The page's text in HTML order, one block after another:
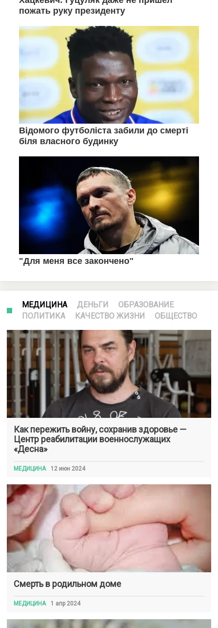
МЕДИЦИНА ДЕНЬГИ
ОБРАЗОВАНИЕ
ПОЛИТИКА
КАЧЕСТВО ЖИЗНИ ОБЩЕСТВО
Как пережить войну, сохранив здоровье —
Центр реабилитации военнослужащих
«Десна»
МЕДИЦИНА 12 июн 2024
Смерть в родильном доме
МЕДИЦИНА 1 апр 2024